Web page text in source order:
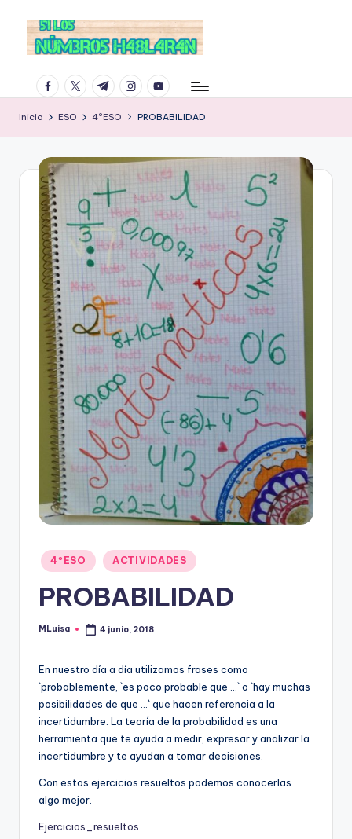
facebook.com
twitter.com
t.me instagram.com
youtube.com
Inicio ESO 4ºESO PROBABILIDAD
Publicado
en
4ºESO ACTIVIDADES
PROBABILIDAD
Publicado
MLuisa 4 junio, 2018
En nuestro día a día utilizamos frases como
`probablemente, `es poco probable que …` o `hay muchas
posibilidades de que …` que hacen referencia a la
incertidumbre. La teoría de la probabilidad es una
herramienta que te ayuda a medir, expresar y analizar la
incertidumbre y te ayudan a tomar decisiones.
Con estos ejercicios resueltos podemos conocerlas
algo mejor.
Ejercicios_resueltos